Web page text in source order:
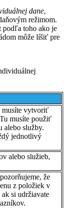
dane,
režimom.
podľa toho ako je
môže líšiť pre
musíte vytvoriť
musíte použiť
alebo služby.
jednotlivý
alebo služieb,
že
z položiek v
si udržiavate